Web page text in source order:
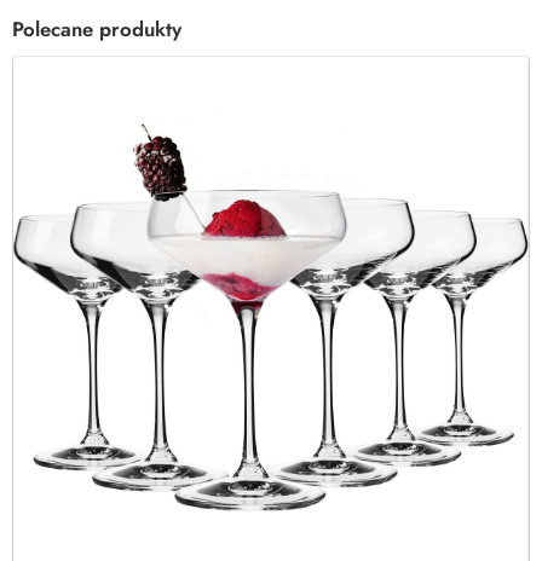
Polecane produkty